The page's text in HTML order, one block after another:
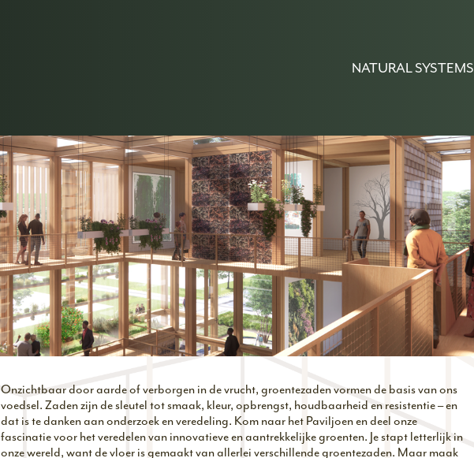
NATURAL SYSTEMS
Onzichtbaar door aarde of verborgen in de vrucht, groentezaden vormen de basis van ons
voedsel. Zaden zijn de sleutel tot smaak, kleur, opbrengst, houdbaarheid en resistentie – en
dat is te danken aan onderzoek en veredeling. Kom naar het Paviljoen en deel onze
fascinatie voor het veredelen van innovatieve en aantrekkelijke groenten. Je stapt letterlijk in
onze wereld, want de vloer is gemaakt van allerlei verschillende groentezaden. Maar maak